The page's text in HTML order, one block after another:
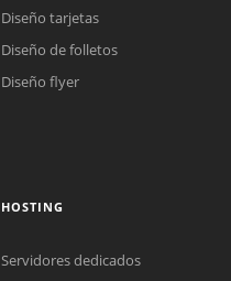
Diseño tarjetas
Diseño de folletos
Diseño flyer
HOSTING
Servidores dedicados